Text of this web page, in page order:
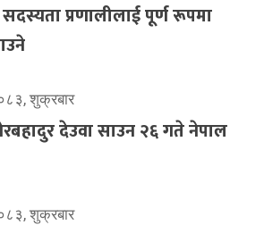
प्रणालीलाई पूर्ण रूपमा
शुक्रबार
देउवा साउन २६ गते नेपाल
शुक्रबार